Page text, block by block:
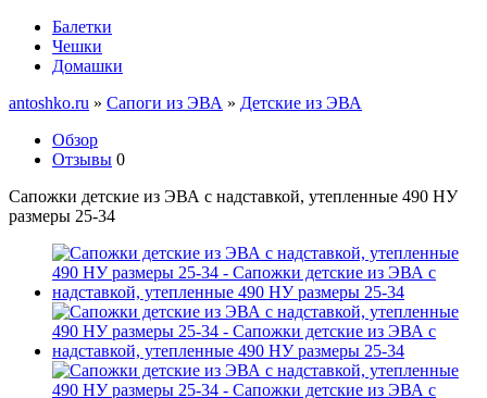
Балетки
Чешки
Домашки
antoshko.ru » Сапоги из ЭВА » Детские из ЭВА
Обзор
Отзывы 0
Сапожки детские из ЭВА с надставкой, утепленные 490 НУ
размеры 25-34